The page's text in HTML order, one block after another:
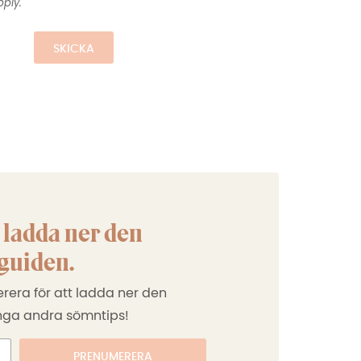
SKICKA
ner den
för att ladda ner den
andra sömntips!
PRENUMERERA